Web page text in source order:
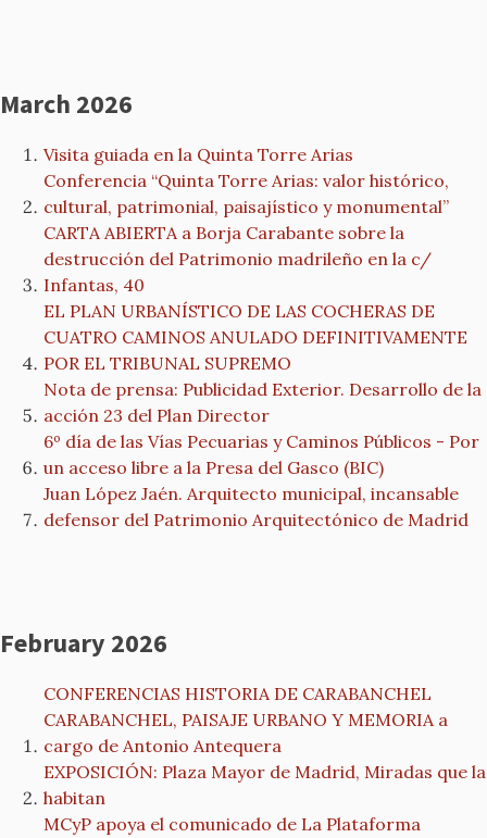
March 2026
Visita guiada en la Quinta Torre Arias
Conferencia “Quinta Torre Arias: valor histórico,
cultural, patrimonial, paisajístico y monumental”
CARTA ABIERTA a Borja Carabante sobre la
destrucción del Patrimonio madrileño en la c/
Infantas, 40
EL PLAN URBANÍSTICO DE LAS COCHERAS DE
CUATRO CAMINOS ANULADO DEFINITIVAMENTE
POR EL TRIBUNAL SUPREMO
Nota de prensa: Publicidad Exterior. Desarrollo de la
acción 23 del Plan Director
6º día de las Vías Pecuarias y Caminos Públicos - Por
un acceso libre a la Presa del Gasco (BIC)
Juan López Jaén. Arquitecto municipal, incansable
defensor del Patrimonio Arquitectónico de Madrid
February 2026
CONFERENCIAS HISTORIA DE CARABANCHEL
CARABANCHEL, PAISAJE URBANO Y MEMORIA a
cargo de Antonio Antequera
EXPOSICIÓN: Plaza Mayor de Madrid, Miradas que la
habitan
MCyP apoya el comunicado de La Plataforma